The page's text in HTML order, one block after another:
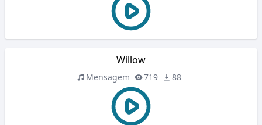
Willow
Mensagem 719 88